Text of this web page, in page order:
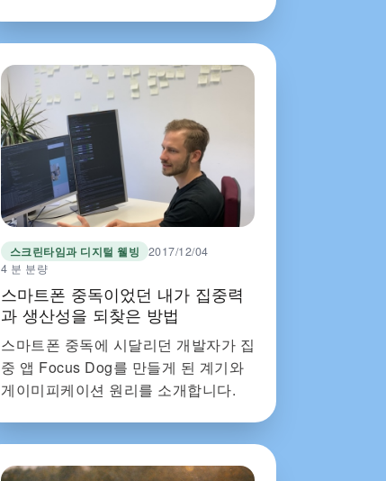
스크린타임과 디지털 웰빙 2017/12/04
4 분 분량
스마트폰 중독이었던 내가 집중력
과 생산성을 되찾은 방법
스마트폰 중독에 시달리던 개발자가 집
중 앱 Focus Dog를 만들게 된 계기와
게이미피케이션 원리를 소개합니다.